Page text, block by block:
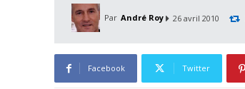
Par André Roy 26 avril 2010
Facebook Twitter